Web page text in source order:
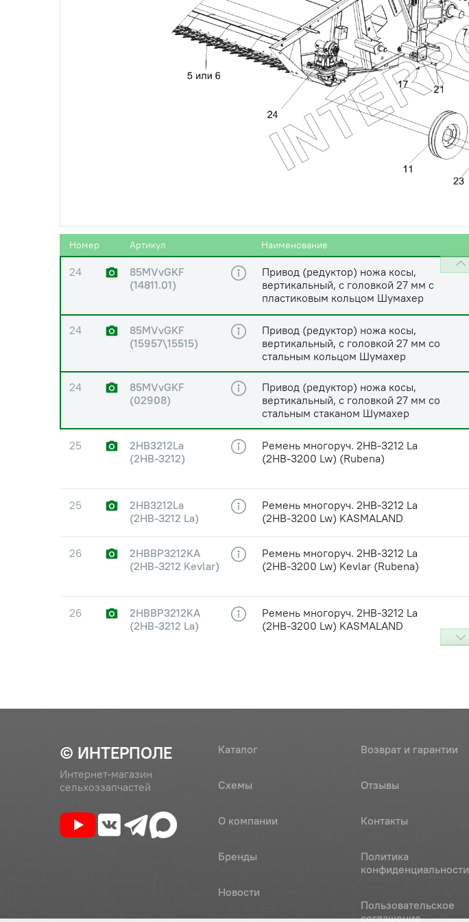
Номер Артикул Наименование
1.2-19853 Масленка
Ось 6-16 b12х40-9650
Винт М8х20-10.9
24
85MVvGKF
(14811.01)
Привод (редуктор) ножа косы,
вертикальный, с головкой 27 мм с
пластиковым кольцом Шумахер
24
85MVvGKF
(15957\15515)
Привод (редуктор) ножа косы,
вертикальный, с головкой 27 мм со
стальным кольцом Шумахер
24
85MVvGKF
(02908)
Привод (редуктор) ножа косы,
вертикальный, с головкой 27 мм со
стальным стаканом Шумахер
25
2HB3212La
(2НВ-3212)
Ремень многоруч. 2НВ-3212 La
(2НВ-3200 Lw) (Rubena)
25
2HB3212La
(2НВ-3212 La)
Ремень многоруч. 2НВ-3212 La
(2НВ-3200 Lw) KASMALAND
26
2HBBP3212KA
(2НВ-3212 Kevlar)
Ремень многоруч. 2НВ-3212 La
(2НВ-3200 Lw) Kevlar (Rubena)
26
2HBBP3212KA
(2НВ-3212 La)
Ремень многоруч. 2НВ-3212 La
(2НВ-3200 Lw) KASMALAND
© ИНТЕРПОЛЕ
Интернет-магазин
сельхоззапчастей
Каталог
Схемы
О компании
Бренды
Новости
Возврат и гарантии
Отзывы
Контакты
Политика
конфиденциальности
Пользовательское
соглашение